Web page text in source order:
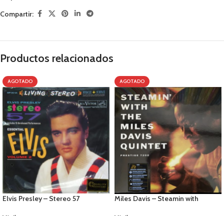
Compartir:
Productos relacionados
AGOTADO
Elvis Presley – Stereo 57
AGOTADO
Miles Davis – Steamin with